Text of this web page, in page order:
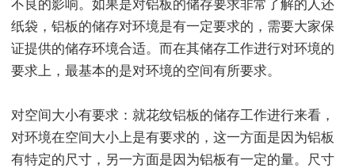
不良的影响。如果是对铝板的储存要求非常了解的人还
纸袋，铝板的储存对环境是有一定要求的，需要大家保
证提供的储存环境合适。而在其储存工作进行对环境的
要求上，最基本的是对环境的空间有所要求。
对空间大小有要求：就花纹铝板的储存工作进行来看，
对环境在空间大小上是有要求的，这一方面是因为铝板
有特定的尺寸，另一方面是因为铝板有一定的量。尺寸